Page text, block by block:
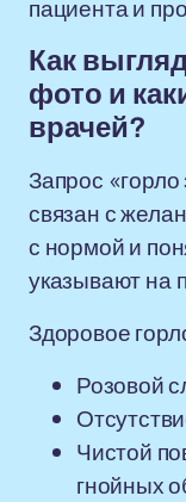
пациента и
Как
фото и
врачей?
Запрос
связан с
с нормой и
указывают на
Здоровое
Розовой
Чистой
гнойных